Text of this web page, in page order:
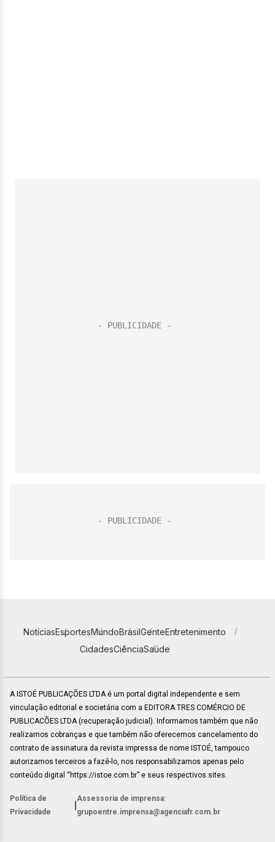
NotíciasEsportesMundoBrasilGenteEntretenimento
CidadesCiênciaSaúde
A ISTOÉ PUBLICAÇÕES LTDA é um portal digital independente e sem
vinculação editorial e societária com a EDITORA TRES COMÉRCIO DE
PUBLICACÕES LTDA (recuperação judicial). Informamos também que não
realizamos cobranças e que também não oferecemos cancelamento do
contrato de assinatura da revista impressa de nome ISTOÉ, tampouco
autorizamos terceiros a fazê-lo, nos responsabilizamos apenas pelo
conteúdo digital “https://istoe.com.br” e seus respectivos sites.
Política de
Privacidade
Assessoria de imprensa:
grupoentre.imprensa@agenciafr.com.br